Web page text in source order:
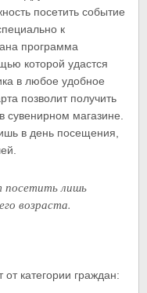
посетить событие
к
программа
которой удастся
в любое удобное
позволит получить
сувенирном магазине.
в день посещения,
посетить лишь
возраста.
от категории граждан: